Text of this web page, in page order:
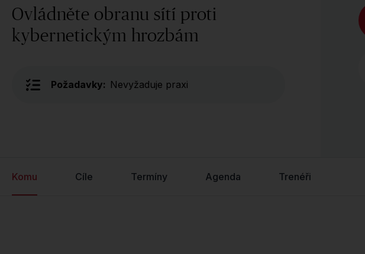
Ovládněte obranu sítí proti
kybernetickým hrozbám
Požadavky: Nevyžaduje praxi
Komu Cíle Termíny Agenda Trenéři